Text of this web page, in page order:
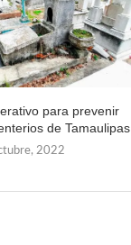
para prevenir
de Tamaulipas
2022